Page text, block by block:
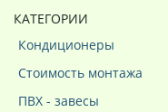
КАТЕГОРИИ
Кондиционеры
Стоимость монтажа
ПВХ - завесы